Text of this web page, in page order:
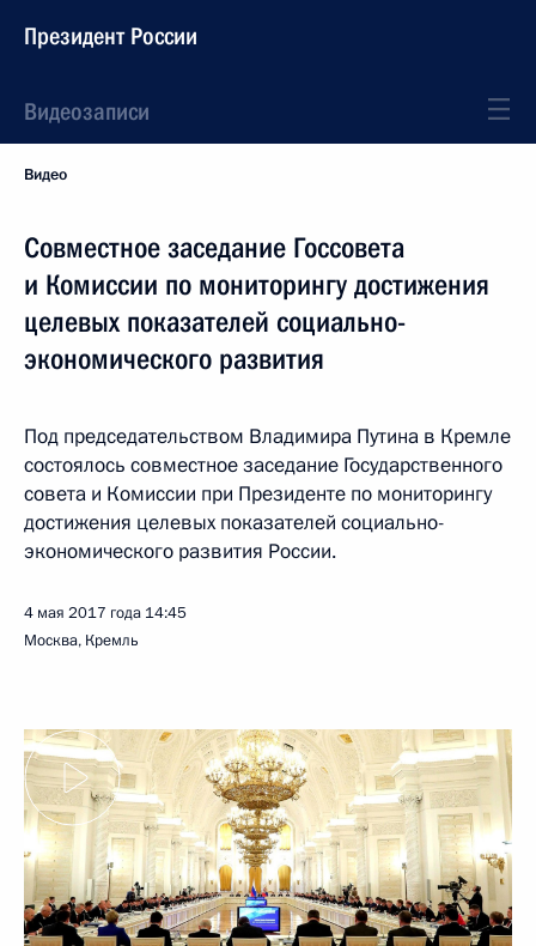
Президент России
Видеозаписи
Видео
Совместное заседание Госсовета
и Комиссии по мониторингу достижения
целевых показателей социально-
экономического развития
Под председательством Владимира Путина в Кремле
состоялось совместное заседание Государственного
совета и Комиссии при Президенте по мониторингу
достижения целевых показателей социально-
экономического развития России.
4 мая 2017 года 14:45
Москва, Кремль